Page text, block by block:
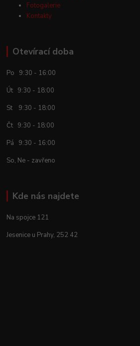
Fotogalerie
Kontakty
Otevírací doba
Po 9:30 - 16:00
Út 9:30 - 18:00
St 9:30 - 18:00
Čt 9:30 - 18:00
Pá 9:30 - 16:00
So, Ne - zavřeno
Kde nás najdete
Na spojce 121
Jesenice u Prahy, 252 42